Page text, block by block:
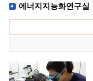
에너지지능화연구실